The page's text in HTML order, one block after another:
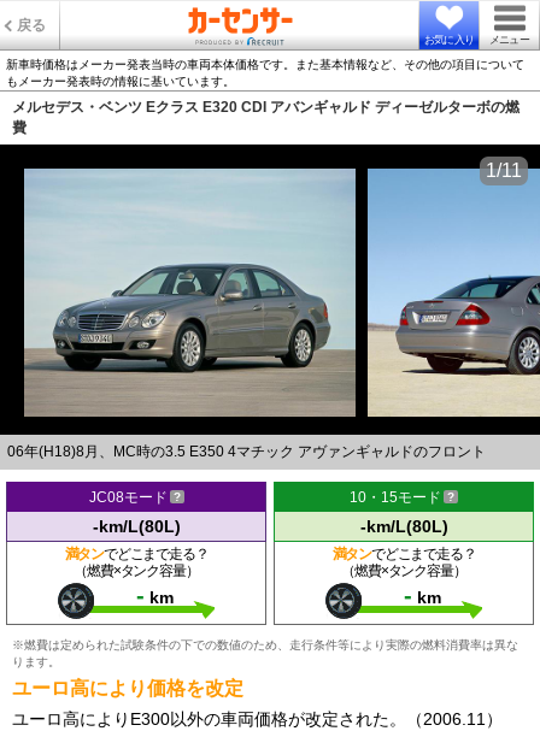
戻る
お気に入り メニュー
新車時価格はメーカー発表当時の車両本体価格です。また基本情報など、その他の項目について
もメーカー発表時の情報に基いています。
メルセデス・ベンツ Eクラス E320 CDI アバンギャルド ディーゼルターボの燃
費
06年(H18)8月、MC時の3.5 E350 4マチック アヴァンギャルドのフロント
1/11
JC08モード
-km/L(80L)
満タンでどこまで走る？
（燃費×タンク容量）
- km
10・15モード
-km/L(80L)
満タンでどこまで走る？
（燃費×タンク容量）
- km
※燃費は定められた試験条件の下での数値のため、走行条件等により実際の燃料消費率は異な
ります。
ユーロ高により価格を改定
ユーロ高によりE300以外の車両価格が改定された。（2006.11）